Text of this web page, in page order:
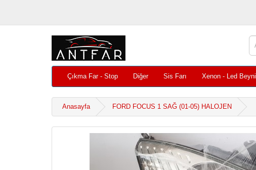
Çıkma Far - Stop Diğer Sis Farı Xenon - Led Beyni
Anasayfa FORD FOCUS 1 SAĞ (01-05) HALOJEN